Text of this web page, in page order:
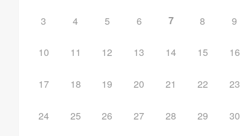
3 4 5 6 7 8 9
10 11 12 13 14 15 16
17 18 19 20 21 22 23
24 25 26 27 28 29 30